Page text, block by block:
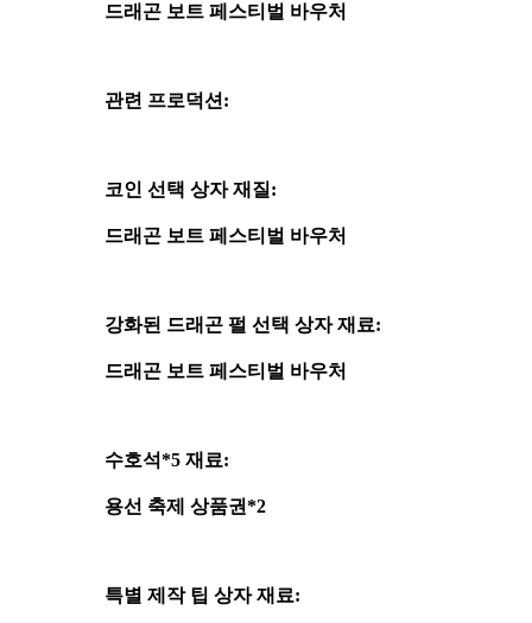
드래곤 보트 페스티벌 바우처
관련 프로덕션:
코인 선택 상자 재질:
드래곤 보트 페스티벌 바우처
강화된 드래곤 펄 선택 상자 재료:
드래곤 보트 페스티벌 바우처
수호석*5 재료:
용선 축제 상품권*2
특별 제작 팁 상자 재료: